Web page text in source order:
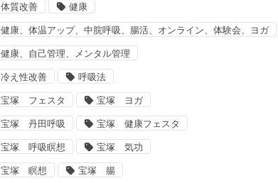
体質改善 健康
健康、体温アップ、中脘呼吸、腸活、オンライン、体験会、ヨガ
健康、自己管理、メンタル管理
冷え性改善 呼吸法
宝塚 フェスタ 宝塚 ヨガ
宝塚 丹田呼吸 宝塚 健康フェスタ
宝塚 呼吸瞑想 宝塚 気功
宝塚 瞑想 宝塚 腸